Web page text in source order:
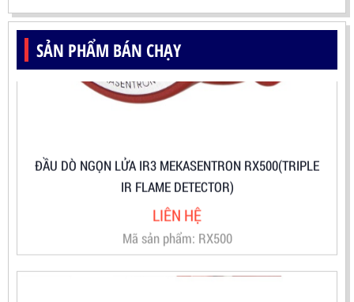
SẢN PHẨM BÁN CHẠY
ĐẦU DÒ NGỌN LỬA IR3 MEKASENTRON RX500(TRIPLE
Mã sản phẩm: RX500